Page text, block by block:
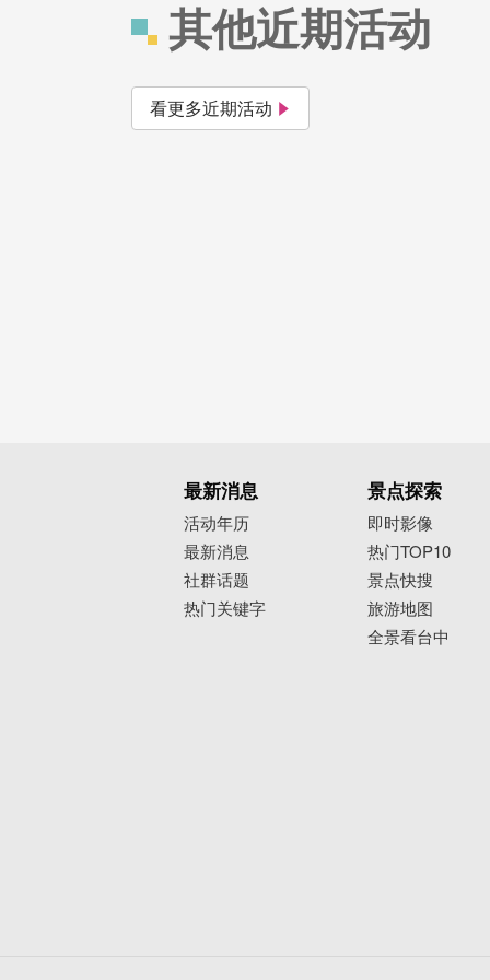
其他近期活动
看更多近期活动
最新消息
活动年历
最新消息
社群话题
热门关键字
景点探索
即时影像
热门TOP10
景点快搜
旅游地图
全景看台中